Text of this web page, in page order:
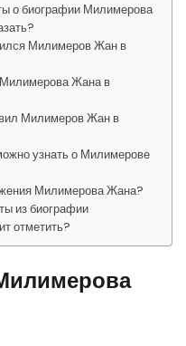
о биографии Милимерова
Милимеров Жан в
Милимерова Жана в
Милимеров Жан в
узнать о Милимерове
Милимерова Жана?
из биографии
отметить?